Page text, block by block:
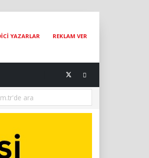
YAZARLAR REKLAM VER
Hayat Kurtarmak Bir Hayat Kurtarmaktır